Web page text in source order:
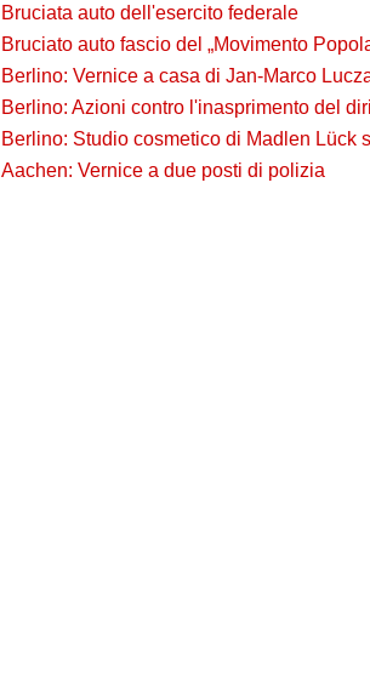
Bruciata auto dell'esercito federale
Bruciato auto fascio del „Movimento
Berlino: Vernice a casa di Jan-Marco
Berlino: Azioni contro l'inasprimento del
Berlino: Studio cosmetico di Madlen Lück
Aachen: Vernice a due posti di polizia